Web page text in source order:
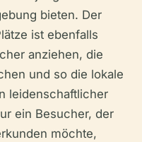
bieten. Der
ist ebenfalls
anziehen, die
und so die lokale
leidenschaftlicher
ein Besucher, der
möchte,